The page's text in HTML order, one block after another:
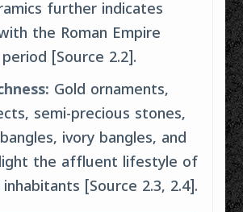
further indicates
the Roman Empire
[Source 2.2].
Gold ornaments,
semi-precious stones,
ivory bangles, and
the affluent lifestyle of
[Source 2.3, 2.4].